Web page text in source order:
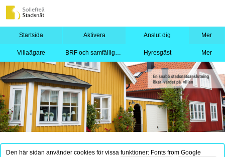
Startsida Aktivera Anslut dig Mer
Villaägare BRF och samfällighet Hyresgäst Mer
Den här sidan använder cookies för vissa funktioner: Fonts from Google